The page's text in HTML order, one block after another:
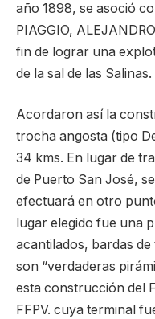
año 1898, se asoció
PIAGGIO,
fin de lograr una
de la sal de las Salinas.
Acordaron así la
trocha angosta (tipo
34 kms. En lugar de
de Puerto San José,
efectuará en otro
lugar elegido fue una
acantilados, bardas
son “verdaderas
esta construcción del
FFPV. cuya terminal